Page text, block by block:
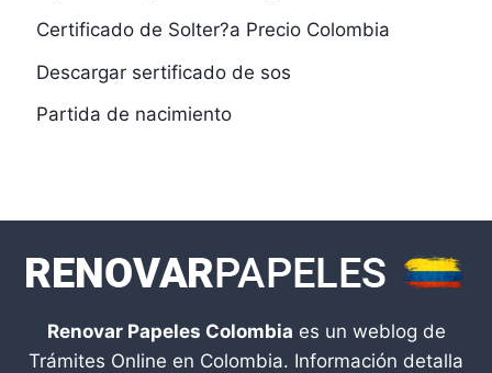
Certificado de Solter?a Precio Colombia
Descargar sertificado de sos
Partida de nacimiento
Renovar Papeles Colombia es un weblog de
Trámites Online en Colombia. Información detalla